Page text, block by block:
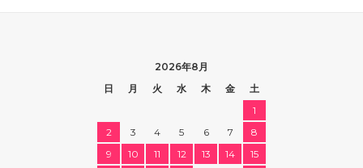
2026年8月
日
月 火 水 木 金
土
1
2
3 4 5 6 7
8
9
10 11 12 13 14
15